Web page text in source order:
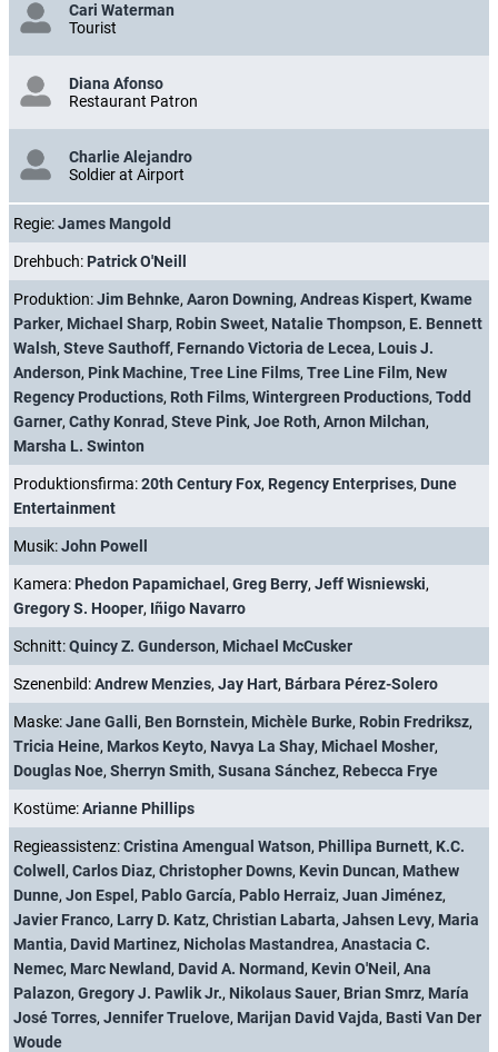
Cari Waterman
Tourist
Diana Afonso
Restaurant Patron
Charlie Alejandro
Soldier at Airport
Regie:James Mangold
Drehbuch: Patrick O'Neill
Produktion:Jim Behnke, Aaron Downing, Andreas Kispert, Kwame
Parker, Michael Sharp, Robin Sweet, Natalie Thompson, E. Bennett
Walsh, Steve Sauthoff, Fernando Victoria de Lecea, Louis J.
Anderson, Pink Machine, Tree Line Films, Tree Line Film, New
Regency Productions, Roth Films, Wintergreen Productions, Todd
Garner, Cathy Konrad , Steve Pink, Joe Roth, Arnon Milchan,
Marsha L. Swinton
Produktionsfirma:20th Century Fox, Regency Enterprises, Dune
Entertainment
Musik:John Powell
Kamera: Phedon Papamichael , Greg Berry, Jeff Wisniewski,
Gregory S. Hooper, Iñigo Navarro
Schnitt:Quincy Z. Gunderson, Michael McCusker
Szenenbild:Andrew Menzies, Jay Hart, Bárbara Pérez-Solero
Maske:Jane Galli, Ben Bornstein, Michèle Burke, Robin Fredriksz,
Tricia Heine, Markos Keyto, Navya La Shay, Michael Mosher,
Douglas Noe, Sherryn Smith, Susana Sánchez, Rebecca Frye
Kostüme:Arianne Phillips
Regieassistenz:Cristina Amengual Watson, Phillipa Burnett, K.C.
Colwell , Carlos Diaz, Christopher Downs, Kevin Duncan, Mathew
Dunne, Jon Espel , Pablo García, Pablo Herraiz, Juan Jiménez,
Javier Franco, Larry D. Katz, Christian Labarta, Jahsen Levy, Maria
Mantia, David Martinez, Nicholas Mastandrea, Anastacia C.
Nemec, Marc Newland , David A. Normand , Kevin O'Neil , Ana
Palazon, Gregory J. Pawlik Jr., Nikolaus Sauer, Brian Smrz, María
José Torres, Jennifer Truelove, Marijan David Vajda, Basti Van Der
Woude